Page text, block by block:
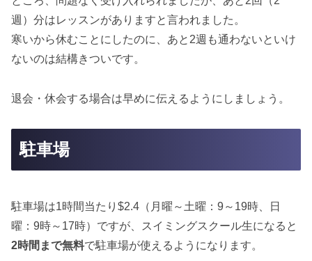
週）分はレッスンがありますと言われました。
寒いから休むことにしたのに、あと2週も通わないといけ
ないのは結構きついです。
退会・休会する場合は早めに伝えるようにしましょう。
駐車場
駐車場は1時間当たり$2.4（月曜～土曜：9～19時、日
曜：9時～17時）ですが、スイミングスクール生になると
2時間まで無料で駐車場が使えるようになります。